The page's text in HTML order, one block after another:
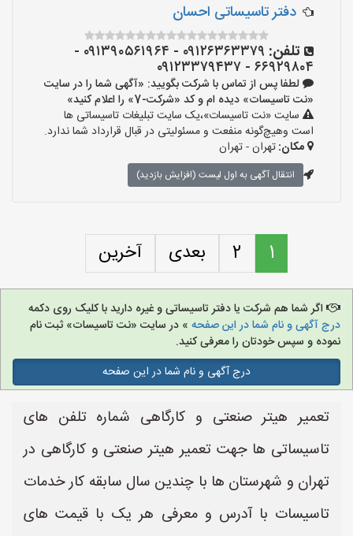
دفتر تاسیساتی احسان
تلفن:
۰۹۱۲۶۳۶۳۳۷۹ - ۰۹۱۳۹۰۵۶۱۹۶۴ -
۶۶۹۲۹۸۰۴ - ۰۹۱۲۳۳۷۹۴۳۷
لطفا پس از تماس با شرکت بگویید: «آگهی شما را در سایت
«نت تاسیسات» دیده ام و کد «شرکت-7» را اعلام کنید»
سایت «نت تاسیسات»،یک سایت تبلیغات تاسیساتی ها
است وهیچ‌گونه منفعت و مسئولیتی در قبال قرارداد شما ندارد.
مکان:تهران - تهران
انتقال آگهی به اول لیست (افزایش بازدید)
1
2 بعدی آخرین
اگر شما هم شرکت یا دفتر تاسیساتی و غیره دارید با کلیک روی دکمه
درج آگهی و نام شما در این صفحه » در سایت «نت تاسیسات» ثبت نام
نموده و سپس خودتان را معرفی کنید.
درج آگهی و نام شما در این صفحه
تعمیر هیتر صنعتی و کارگاهی شماره تلفن های
تاسیساتی ها جهت تعمیر هیتر صنعتی و کارگاهی در
تهران و شهرستان ها با چندین سال سابقه کار خدمات
تاسیسات با آدرس و معرفی هر یک با قیمت های